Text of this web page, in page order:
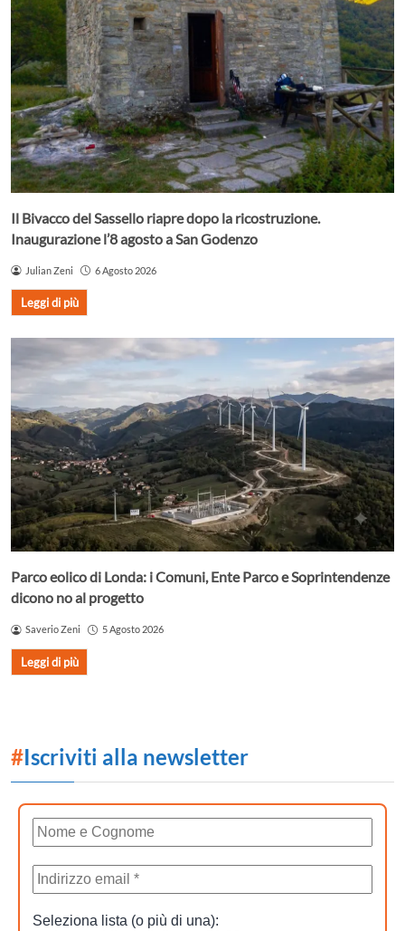
Il Bivacco del Sassello riapre dopo la ricostruzione.
Inaugurazione l’8 agosto a San Godenzo
Julian Zeni 6 Agosto 2026
Leggi di più
Parco eolico di Londa: i Comuni, Ente Parco e Soprintendenze
dicono no al progetto
Saverio Zeni 5 Agosto 2026
Leggi di più
#Iscriviti alla newsletter